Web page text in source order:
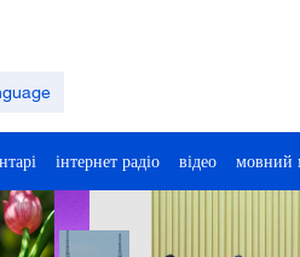
інтернет радіо відео мовний